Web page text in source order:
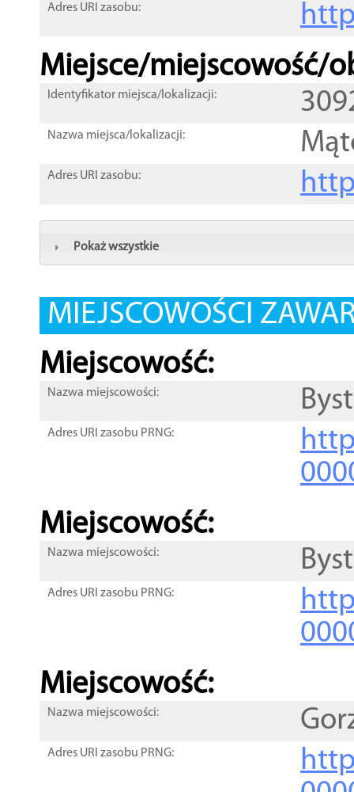
Adres URI zasobu:
Miejsce/miejscowość/
Identyfikator miejsca/lokalizacji:
Nazwa miejsca/lokalizacji:
Adres URI zasobu:
Pokaż wszystkie
MIEJSCOWOŚCI
Miejscowość:
Nazwa miejscowości:
Adres URI zasobu PRNG:
Miejscowość:
Nazwa miejscowości:
Adres URI zasobu PRNG:
Miejscowość:
Nazwa miejscowości:
Adres URI zasobu PRNG: